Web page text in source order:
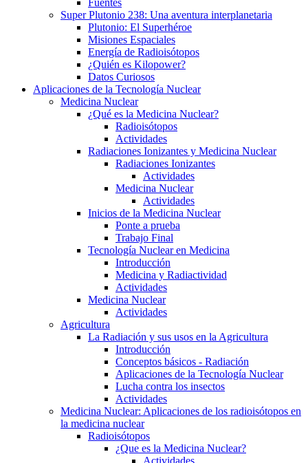
Fuentes
Super Plutonio 238: Una aventura interplanetaria
Plutonio: El Superhéroe
Misiones Espaciales
Energía de Radioisótopos
¿Quién es Kilopower?
Datos Curiosos
Aplicaciones de la Tecnología Nuclear
Medicina Nuclear
¿Qué es la Medicina Nuclear?
Radioisótopos
Actividades
Radiaciones Ionizantes y Medicina Nuclear
Radiaciones Ionizantes
Actividades
Medicina Nuclear
Actividades
Inicios de la Medicina Nuclear
Ponte a prueba
Trabajo Final
Tecnología Nuclear en Medicina
Introducción
Medicina y Radiactividad
Actividades
Medicina Nuclear
Actividades
Agricultura
La Radiación y sus usos en la Agricultura
Introducción
Conceptos básicos - Radiación
Aplicaciones de la Tecnología Nuclear
Lucha contra los insectos
Actividades
Medicina Nuclear: Aplicaciones de los radioisótopos en
la medicina nuclear
Radioisótopos
¿Que es la Medicina Nuclear?
Actividades